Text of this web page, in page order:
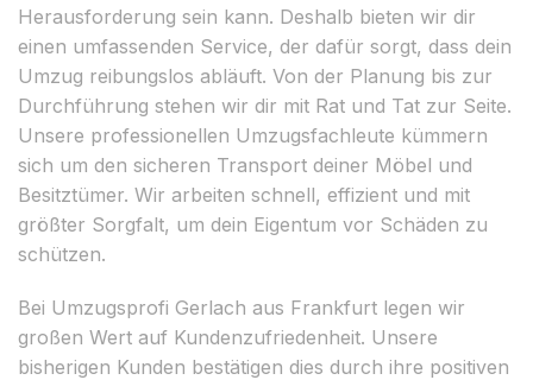
Herausforderung sein kann. Deshalb bieten wir dir
einen umfassenden Service, der dafür sorgt, dass dein
Umzug reibungslos abläuft. Von der Planung bis zur
Durchführung stehen wir dir mit Rat und Tat zur Seite.
Unsere professionellen Umzugsfachleute kümmern
sich um den sicheren Transport deiner Möbel und
Besitztümer. Wir arbeiten schnell, effizient und mit
größter Sorgfalt, um dein Eigentum vor Schäden zu
schützen.
Bei Umzugsprofi Gerlach aus Frankfurt legen wir
großen Wert auf Kundenzufriedenheit. Unsere
bisherigen Kunden bestätigen dies durch ihre positiven